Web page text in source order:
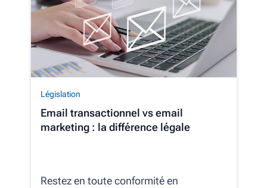
Législation
Email transactionnel vs email
marketing : la différence légale
Restez en toute conformité en